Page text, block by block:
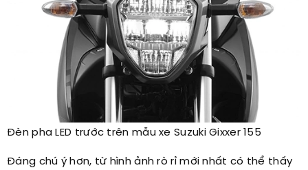
Đèn pha LED trước trên mẫu xe Suzuki Gixxer 155​
Đáng chú ý hơn, từ hình ảnh rò rỉ mới nhất có thể thấy